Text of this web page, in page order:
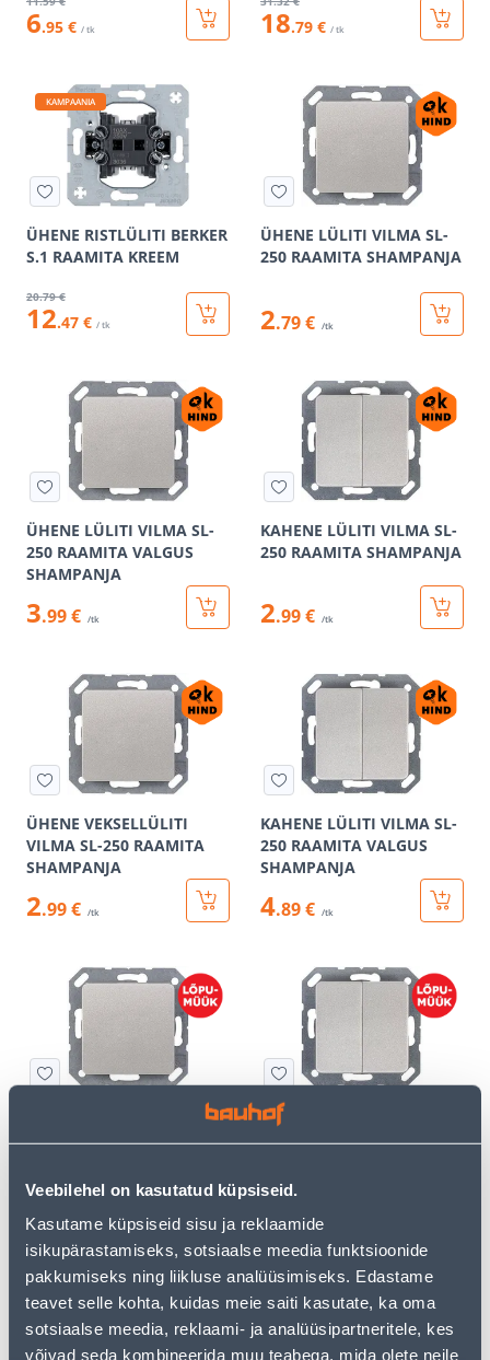
Veebilehel on kasutatud küpsiseid.
Kasutame küpsiseid sisu ja reklaamide
isikupärastamiseks, sotsiaalse meedia funktsioonide
pakkumiseks ning liikluse analüüsimiseks. Edastame
teavet selle kohta, kuidas meie saiti kasutate, ka oma
sotsiaalse meedia, reklaami- ja analüüsipartneritele, kes
võivad seda kombineerida muu teabega, mida olete neile
6.95 € / tk 18.79 € / tk
KAMPAANIA
ÜHENE RISTLÜLITI BERKER
S.1 RAAMITA KREEM
20.79 €
12.47 € / tk
ÜHENE LÜLITI VILMA SL-
250 RAAMITA SHAMPANJA
2.79 € /tk
ÜHENE LÜLITI VILMA SL-
250 RAAMITA VALGUS
SHAMPANJA
3.99 € /tk
KAHENE LÜLITI VILMA SL-
250 RAAMITA SHAMPANJA
2.99 € /tk
ÜHENE VEKSELLÜLITI
VILMA SL-250 RAAMITA
SHAMPANJA
2.99 € /tk
KAHENE LÜLITI VILMA SL-
250 RAAMITA VALGUS
SHAMPANJA
4.89 € /tk
VILMA SL-250 RAAMITA
2.00 €
KAHENE VEKSELLÜLITI
VILMA SL-250 RAAMITA
2.00 €
KAMPAANIA